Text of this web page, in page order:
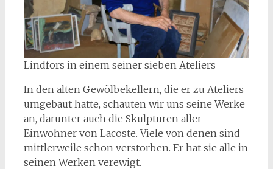
Lindfors in einem seiner sieben Ateliers
In den alten Gewölbekellern, die er zu Ateliers
umgebaut hatte, schauten wir uns seine Werke
an, darunter auch die Skulpturen aller
Einwohner von Lacoste. Viele von denen sind
mittlerweile schon verstorben. Er hat sie alle in
seinen Werken verewigt.